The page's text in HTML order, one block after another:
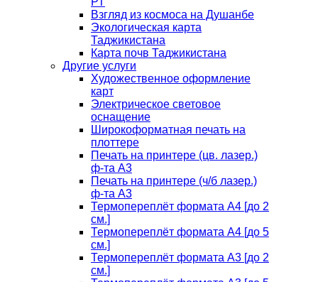
Взгляд из космоса на Душанбе
Экологическая карта
Таджикистана
Карта почв Таджикистана
Другие услуги
Художественное оформление
карт
Электрическое световое
оснащение
Широкоформатная печать на
плоттере
Печать на принтере (цв. лазер.)
ф-та А3
Печать на принтере (ч/б лазер.)
ф-та А3
Термопереплёт формата А4 [до 2
см.]
Термопереплёт формата А4 [до 5
см.]
Термопереплёт формата А3 [до 2
см.]